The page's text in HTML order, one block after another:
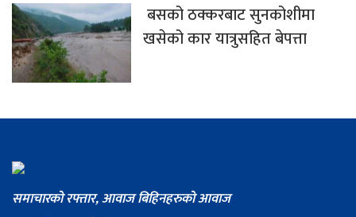
बसको ठक्करबाट सुनकोशीमा
खसेको कार यात्रुसहित बेपत्ता
समाचारको रफ्तार, आवाज बिहिनहरुको आवाज